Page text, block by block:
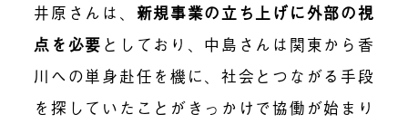
井原さんは、 新規事業の立ち上げに外部の視
点を必要 としており、中島さんは関東から香
川への単身赴任を機に、社会とつながる手段
を探していたことがきっかけで協働が始まり